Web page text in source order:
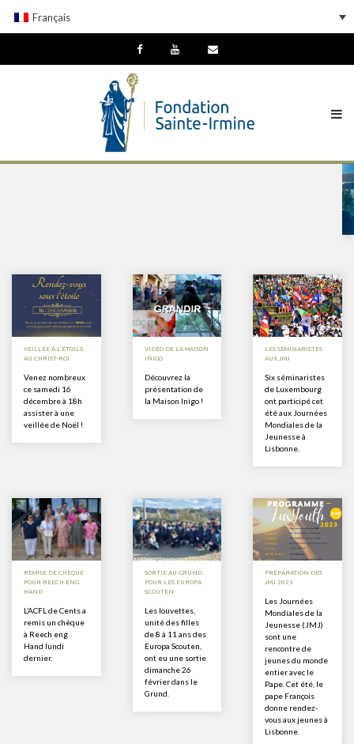
Français
VEILLÉE À L’ÉTOILE
AU CHRIST-ROI
Venez nombreux
ce samedi 16
décembre à 18h
assister à une
veillée de Noël !
VIDÉO DE LA MAISON
IÑIGO
Découvrez la
présentation de
la Maison Inigo !
LES SÉMINARISTES
AUX JMJ
Six séminaristes
de Luxembourg
ont participé cet
été aux Journées
Mondiales de la
Jeunesse à
Lisbonne.
REMISE DE CHÈQUE
POUR REECH ENG
HAND
L’ACFL de Cents a
remis un chèque
à Reech eng
Hand lundi
dernier.
SORTIE AU GRUND
POUR LES EUROPA
SCOUTEN
Les louvettes,
unité des filles
de 8 à 11 ans des
Europa Scouten,
ont eu une sortie
dimanche 26
février dans le
Grund.
PRÉPARATION DES
JMJ 2023
Les Journées
Mondiales de la
Jeunesse (JMJ)
sont une
rencontre de
jeunes du monde
entier avec le
Pape. Cet été, le
pape François
donne rendez-
vous aux jeunes à
Lisbonne.